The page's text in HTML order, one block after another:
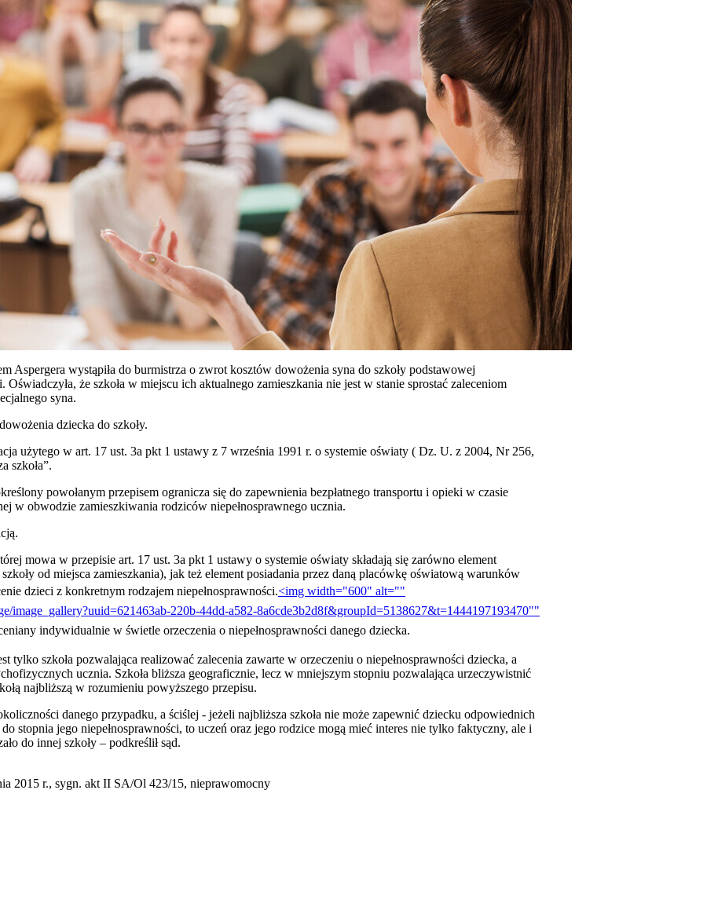
Aspergera wystąpiła do burmistrza o zwrot kosztów dowożenia syna do szkoły podstawowej
że szkoła w miejscu ich aktualnego zamieszkania nie jest w stanie sprostać zaleceniom
syna.
dziecka do szkoły.
użytego w art. 17 ust. 3a pkt 1 ustawy z 7 września 1991 r. o systemie oświaty ( Dz. U. z 2004, Nr 256,
szkoła”.
powołanym przepisem ogranicza się do zapewnienia bezpłatnego transportu i opieki w czasie
w obwodzie zamieszkiwania rodziców niepełnosprawnego ucznia.
mowa w przepisie art. 17 ust. 3a pkt 1 ustawy o systemie oświaty składają się zarówno element
szkoły od miejsca zamieszkania), jak też element posiadania przez daną placówkę oświatową warunków
dzieci z konkretnym rodzajem niepełnosprawności.<img width="600" alt=""
image_gallery?uuid=621463ab-220b-44dd-a582-8a6cde3b2d8f&groupId=5138627&t=1444197193470""
indywidualnie w świetle orzeczenia o niepełnosprawności danego dziecka.
tylko szkoła pozwalająca realizować zalecenia zawarte w orzeczeniu o niepełnosprawności dziecka, a
ucznia. Szkoła bliższa geograficznie, lecz w mniejszym stopniu pozwalająca urzeczywistnić
najbliższą w rozumieniu powyższego przepisu.
danego przypadku, a ściślej - jeżeli najbliższa szkoła nie może zapewnić dziecku odpowiednich
stopnia jego niepełnosprawności, to uczeń oraz jego rodzice mogą mieć interes nie tylko faktyczny, ale i
do innej szkoły – podkreślił sąd.
2015 r., sygn. akt II SA/Ol 423/15, nieprawomocny